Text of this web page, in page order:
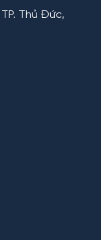
Thủ Đức,